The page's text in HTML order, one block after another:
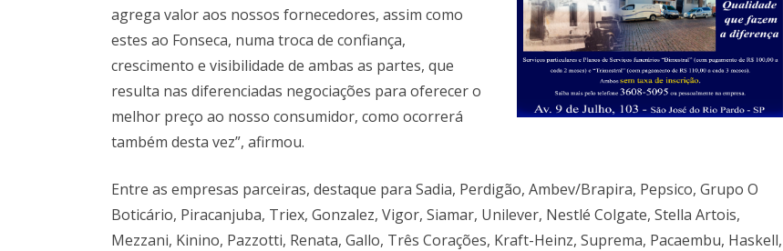
agrega valor aos nossos fornecedores, assim como
estes ao Fonseca, numa troca de confiança,
crescimento e visibilidade de ambas as partes, que
resulta nas diferenciadas negociações para oferecer o
melhor preço ao nosso consumidor, como ocorrerá
também desta vez”, afirmou.
Entre as empresas parceiras, destaque para Sadia, Perdigão, Ambev/Brapira, Pepsico, Grupo O
Boticário, Piracanjuba, Triex, Gonzalez, Vigor, Siamar, Unilever, Nestlé Colgate, Stella Artois,
Mezzani, Kinino, Pazzotti, Renata, Gallo, Três Corações, Kraft-Heinz, Suprema, Pacaembu, Haskell,